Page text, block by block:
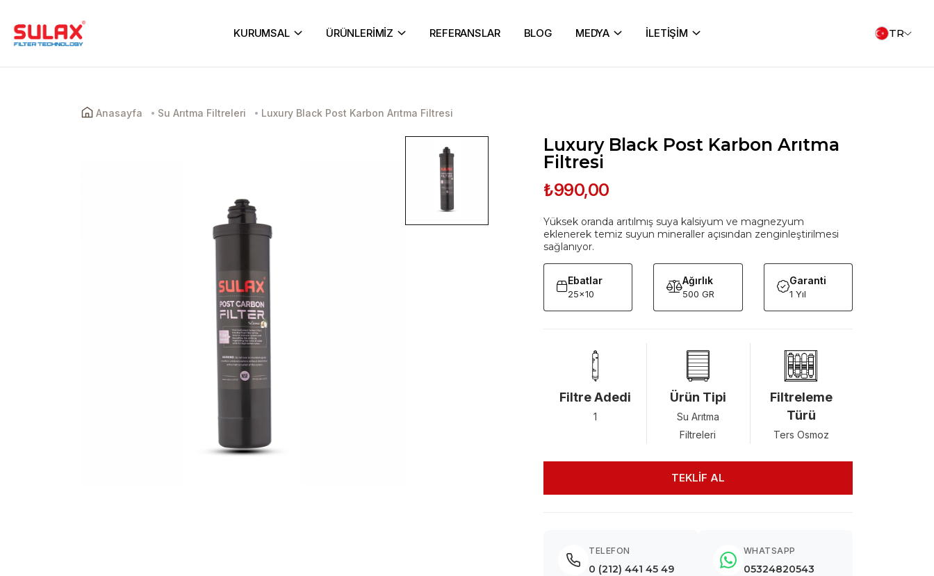
KURUMSAL ÜRÜNLERİMİZ REFERANSLAR BLOG MEDYA İLETİŞİM TR
Anasayfa Su Arıtma Filtreleri Luxury Black Post Karbon Arıtma Filtresi
Luxury Black Post Karbon Arıtma
Filtresi
₺990,00
Yüksek oranda arıtılmış suya kalsiyum ve magnezyum
eklenerek temiz suyun mineraller açısından zenginleştirilmesi
sağlanıyor.
Ebatlar
25x10
Ağırlık
500 GR
Garanti
1 Yıl
Filtre Adedi
1
Ürün Tipi
Su Arıtma
Filtreleri
Filtreleme
Türü
Ters Osmoz
TEKLİF AL
TELEFON
0 (212) 441 45 49
WHATSAPP
05324820543